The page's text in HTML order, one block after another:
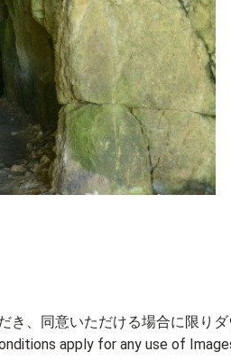
き、同意いただける場合に限りダ
apply for any use of